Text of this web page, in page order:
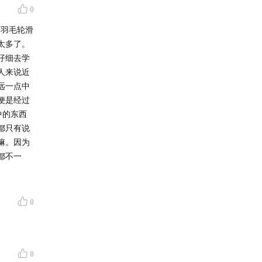
0
毛轮滑
了。
细去学
来说近
一点中
是经过
的东西
只有说
。因为
不一
0
0